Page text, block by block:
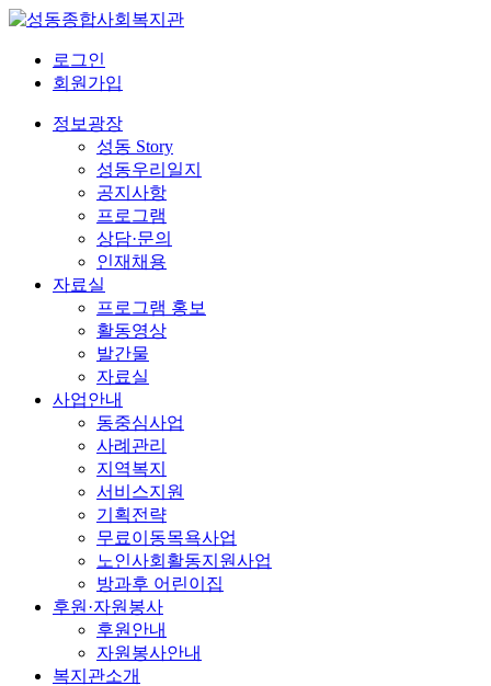
로그인
회원가입
정보광장
성동 Story
성동우리일지
공지사항
프로그램
상담·문의
인재채용
자료실
프로그램 홍보
활동영상
발간물
자료실
사업안내
동중심사업
사례관리
지역복지
서비스지원
기획전략
무료이동목욕사업
노인사회활동지원사업
방과후 어린이집
후원·자원봉사
후원안내
자원봉사안내
복지관소개